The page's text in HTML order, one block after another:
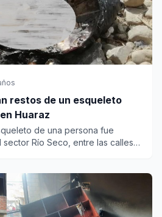
restos de un esqueleto
Huaraz
de una persona fue
Río Seco, entre las calles